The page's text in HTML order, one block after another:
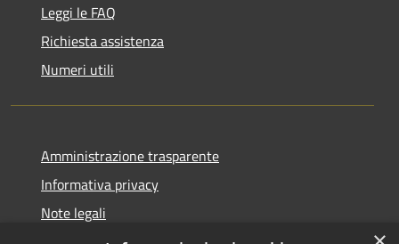
Leggi le FAQ
Richiesta assistenza
Numeri utili
Amministrazione trasparente
Informativa privacy
Note legali